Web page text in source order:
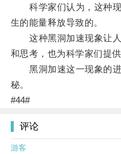
科学家们认为，这种现
生的能量释放导致的。
这种黑洞加速现象让人
和思考，也为科学家们提
黑洞加速这一现象的进
秘。
#44#
评论
游客